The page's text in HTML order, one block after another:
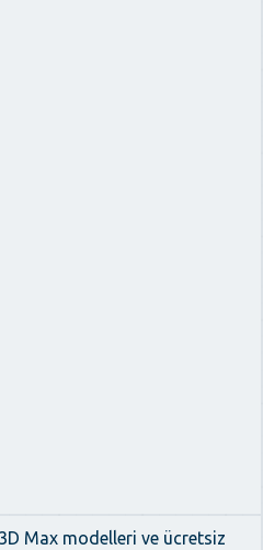
Max modelleri ve ücretsiz